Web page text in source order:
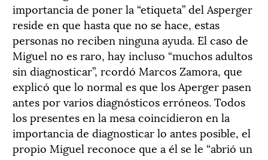
importancia de poner la “etiqueta” del Asperger
reside en que hasta que no se hace, estas
personas no reciben ninguna ayuda. El caso de
Miguel no es raro, hay incluso “muchos adultos
sin diagnosticar”, rcordó Marcos Zamora, que
explicó que lo normal es que los Aperger pasen
antes por varios diagnósticos erróneos. Todos
los presentes en la mesa coincidieron en la
importancia de diagnosticar lo antes posible, el
propio Miguel reconoce que a él se le “abrió un